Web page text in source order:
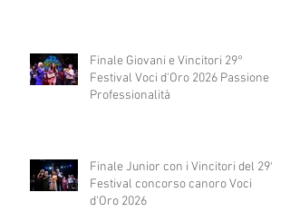
Finale Giovani e Vincitori 29°
Festival Voci d'Oro 2026 Passione e
Professionalità
Finale Junior con i Vincitori del 29°
Festival concorso canoro Voci
d'Oro 2026